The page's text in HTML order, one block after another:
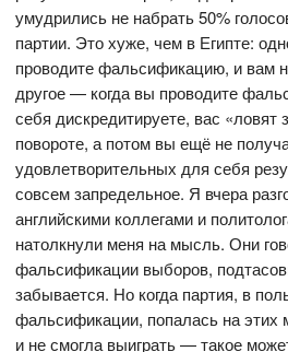
умудрились не набрать 50%
партии. Это хуже, чем в Египте:
проводите фальсификацию, и вам
другое — когда вы проводите
себя дискредитируете, вас «ловят
повороте, а потом вы ещё не
удовлетворительных для себя
совсем запредельное. Я вчера
английскими коллегами и
натолкнули меня на мысль. Они
фальсификации выборов,
забывается. Но когда партия, в
фальсификации, попалась на
и не смогла выиграть — такое